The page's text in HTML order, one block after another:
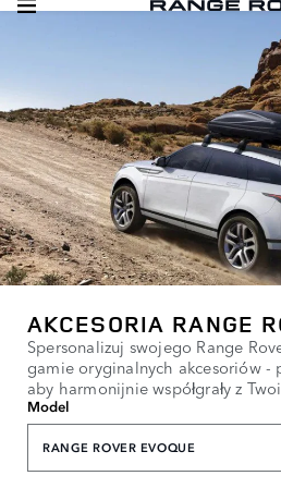
AKCESORIA RANGE
Spersonalizuj swojego Range
gamie oryginalnych akcesoriów -
aby harmonijnie współgrały z
Model
RANGE ROVER EVOQUE